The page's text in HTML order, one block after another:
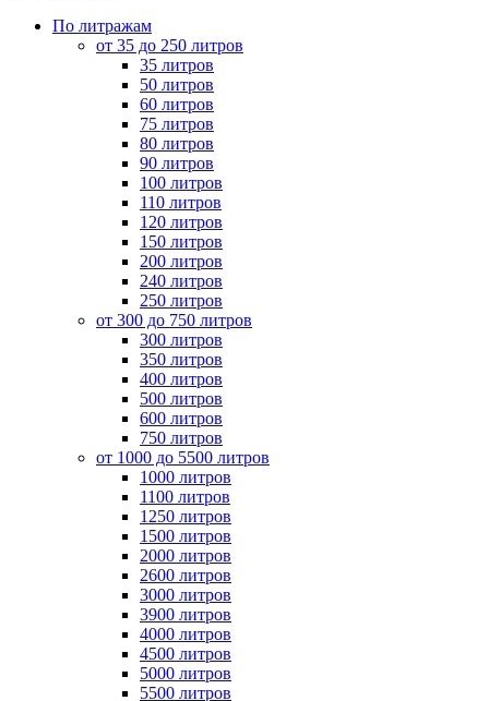
По литражам
от 35 до 250 литров
35 литров
50 литров
60 литров
75 литров
80 литров
90 литров
100 литров
110 литров
120 литров
150 литров
200 литров
240 литров
250 литров
от 300 до 750 литров
300 литров
350 литров
400 литров
500 литров
600 литров
750 литров
от 1000 до 5500 литров
1000 литров
1100 литров
1250 литров
1500 литров
2000 литров
2600 литров
3000 литров
3900 литров
4000 литров
4500 литров
5000 литров
5500 литров